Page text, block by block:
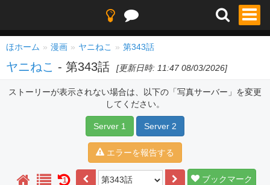
ほホーム 漫画 ヤニねこ 第343話
ヤニねこ - 第343話 [更新日時: 11:47 08/03/2026]
ストーリーが表示されない場合は、以下の「写真サーバー」を変更
してください。
Server 1 Server 2
エラーを報告する
1 ブックマーク